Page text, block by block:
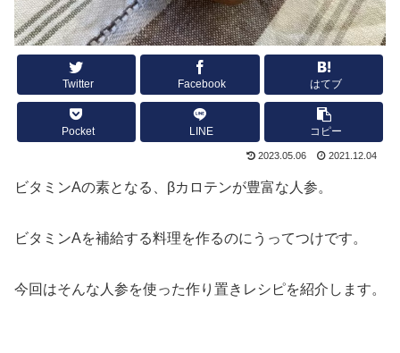
Twitter Facebook はてブ
Pocket LINE コピー
2023.05.06 2021.12.04
ビタミンAの素となる、βカロテンが豊富な人参。
ビタミンAを補給する料理を作るのにうってつけです。
今回はそんな人参を使った作り置きレシピを紹介します。